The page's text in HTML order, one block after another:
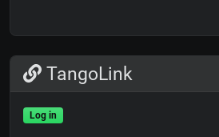
TangoLink
Log in